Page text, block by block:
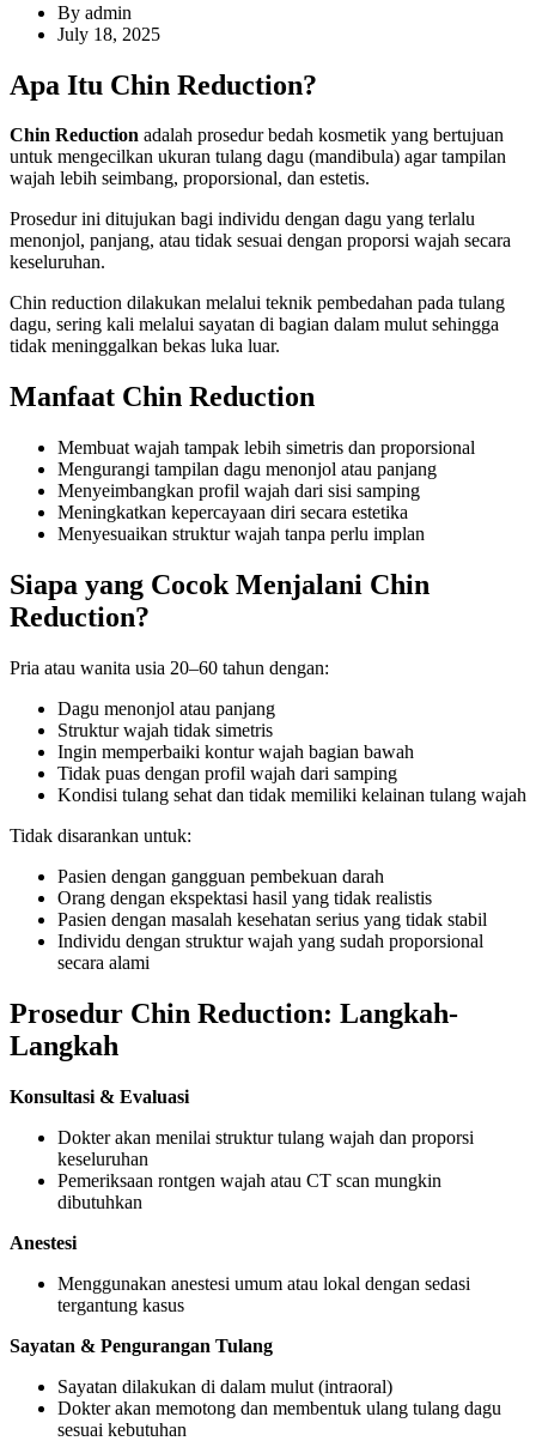
By admin
July 18, 2025
Apa Itu Chin Reduction?
Chin Reduction adalah prosedur bedah kosmetik yang bertujuan
untuk mengecilkan ukuran tulang dagu (mandibula) agar tampilan
wajah lebih seimbang, proporsional, dan estetis.
Prosedur ini ditujukan bagi individu dengan dagu yang terlalu
menonjol, panjang, atau tidak sesuai dengan proporsi wajah secara
keseluruhan.
Chin reduction dilakukan melalui teknik pembedahan pada tulang
dagu, sering kali melalui sayatan di bagian dalam mulut sehingga
tidak meninggalkan bekas luka luar.
Manfaat Chin Reduction
Membuat wajah tampak lebih simetris dan proporsional
Mengurangi tampilan dagu menonjol atau panjang
Menyeimbangkan profil wajah dari sisi samping
Meningkatkan kepercayaan diri secara estetika
Menyesuaikan struktur wajah tanpa perlu implan
Siapa yang Cocok Menjalani Chin
Reduction?
Pria atau wanita usia 20–60 tahun dengan:
Dagu menonjol atau panjang
Struktur wajah tidak simetris
Ingin memperbaiki kontur wajah bagian bawah
Tidak puas dengan profil wajah dari samping
Kondisi tulang sehat dan tidak memiliki kelainan tulang wajah
Tidak disarankan untuk:
Pasien dengan gangguan pembekuan darah
Orang dengan ekspektasi hasil yang tidak realistis
Pasien dengan masalah kesehatan serius yang tidak stabil
Individu dengan struktur wajah yang sudah proporsional
secara alami
Prosedur Chin Reduction: Langkah-
Langkah
Konsultasi & Evaluasi
Dokter akan menilai struktur tulang wajah dan proporsi
keseluruhan
Pemeriksaan rontgen wajah atau CT scan mungkin
dibutuhkan
Anestesi
Menggunakan anestesi umum atau lokal dengan sedasi
tergantung kasus
Sayatan & Pengurangan Tulang
Sayatan dilakukan di dalam mulut (intraoral)
Dokter akan memotong dan membentuk ulang tulang dagu
sesuai kebutuhan